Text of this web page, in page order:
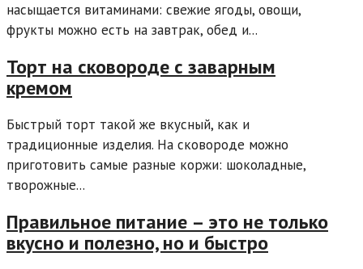
насыщается витаминами: свежие ягоды, овощи,
фрукты можно есть на завтрак, обед и...
Торт на сковороде с заварным
кремом
Быстрый торт такой же вкусный, как и
традиционные изделия. На сковороде можно
приготовить самые разные коржи: шоколадные,
творожные...
Правильное питание – это не только
вкусно и полезно, но и быстро